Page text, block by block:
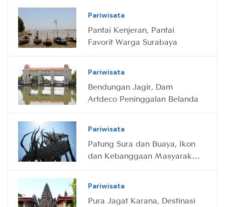
Pariwisata
Pantai Kenjeran, Pantai
Favorit Warga Surabaya
Pariwisata
Bendungan Jagir, Dam
Artdeco Peninggalan Belanda
Pariwisata
Patung Sura dan Buaya, Ikon
dan Kebanggaan Masyarakat
Pariwisata
Pura Jagat Karana, Destinasi